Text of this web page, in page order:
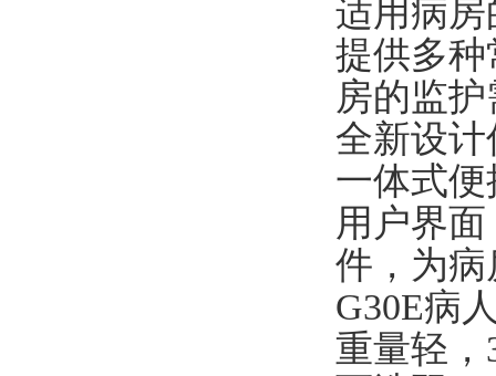
适用病
提供多
房的监
全新设
一体式
用户界
件，为
G30E病
重量轻，